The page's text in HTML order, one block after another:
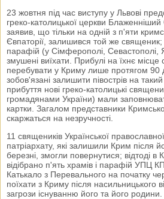
23 жовтня під час виступу у Львові
греко-католицької церкви
заявив, що тільки на одній з п'яти
Євпаторії, залишився той же священик;
парафій (у Сімферополі, Севастополі,
змушені виїхати. Прибулі на їхнє
перебувати у Криму лише протягом 90
зобов'язані залишити півострів на
прибуття нові греко-католицькі
громадянами України) мали
картки. Загалом представники
скаржаться на незручності.
11 священиків Української
патріархату, які залишили Крим після
березні, змогли повернутися; відтоді
відібрано п'ять храмів і парафій УПЦ
Катькало з Перевального на початку
поїхати з Криму після насильницького
загрози існуванню його та його родини.